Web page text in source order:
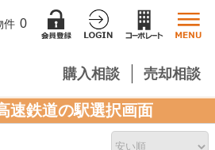
件 0
購入相談 売却相談
速鉄道の駅選択画面